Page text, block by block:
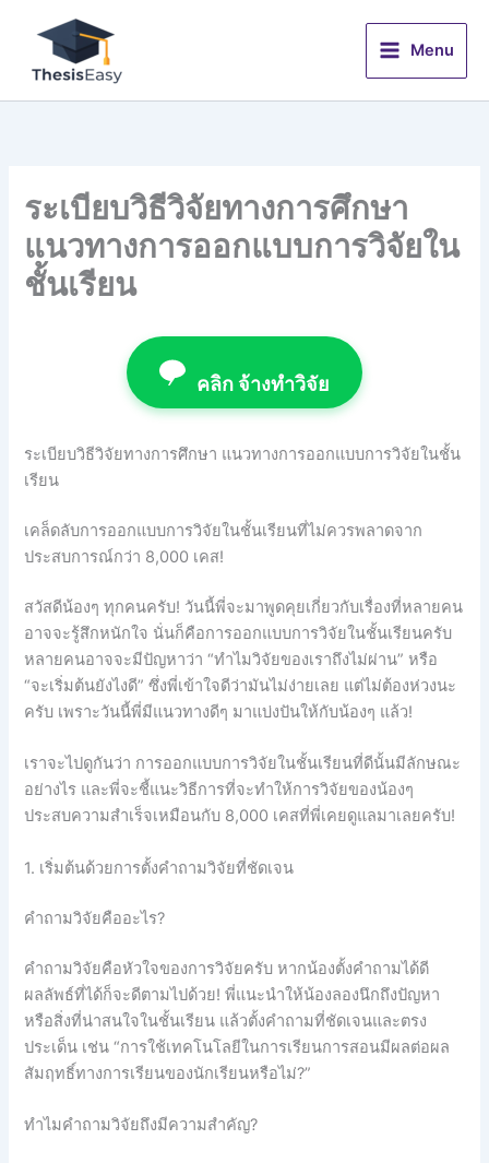
content
Menu
ระเบียบวิธีวิจัยทางการศึกษา
แนวทางการออกแบบการวิจัยใน
ชั้นเรียน
คลิก จ้างทำวิจัย
ระเบียบวิธีวิจัยทางการศึกษา แนวทางการออกแบบการวิจัยในชั้น
เรียน
เคล็ดลับการออกแบบการวิจัยในชั้นเรียนที่ไม่ควรพลาดจาก
ประสบการณ์กว่า 8,000 เคส!
สวัสดีน้องๆ ทุกคนครับ! วันนี้พี่จะมาพูดคุยเกี่ยวกับเรื่องที่หลายคน
อาจจะรู้สึกหนักใจ นั่นก็คือการออกแบบการวิจัยในชั้นเรียนครับ
หลายคนอาจจะมีปัญหาว่า “ทำไมวิจัยของเราถึงไม่ผ่าน” หรือ
“จะเริ่มต้นยังไงดี” ซึ่งพี่เข้าใจดีว่ามันไม่ง่ายเลย แต่ไม่ต้องห่วงนะ
ครับ เพราะวันนี้พี่มีแนวทางดีๆ มาแบ่งปันให้กับน้องๆ แล้ว!
เราจะไปดูกันว่า การออกแบบการวิจัยในชั้นเรียนที่ดีนั้นมีลักษณะ
อย่างไร และพี่จะชี้แนะวิธีการที่จะทำให้การวิจัยของน้องๆ
ประสบความสำเร็จเหมือนกับ 8,000 เคสที่พี่เคยดูแลมาเลยครับ!
1. เริ่มต้นด้วยการตั้งคำถามวิจัยที่ชัดเจน
คำถามวิจัยคืออะไร?
คำถามวิจัยคือหัวใจของการวิจัยครับ หากน้องตั้งคำถามได้ดี
ผลลัพธ์ที่ได้ก็จะดีตามไปด้วย! พี่แนะนำให้น้องลองนึกถึงปัญหา
หรือสิ่งที่น่าสนใจในชั้นเรียน แล้วตั้งคำถามที่ชัดเจนและตรง
ประเด็น เช่น “การใช้เทคโนโลยีในการเรียนการสอนมีผลต่อผล
สัมฤทธิ์ทางการเรียนของนักเรียนหรือไม่?”
ทำไมคำถามวิจัยถึงมีความสำคัญ?